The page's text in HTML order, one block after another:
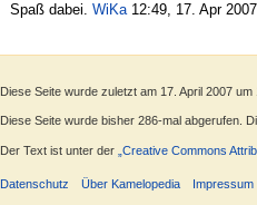
Spaß dabei. WiKa12:49, 17. Apr
Diese Seite wurde zuletzt am 17. April 2007 um
Diese Seite wurde bisher 286-mal abgerufen.
Der Text ist unter der „Creative Commons
Datenschutz Über Kamelopedia Impressum